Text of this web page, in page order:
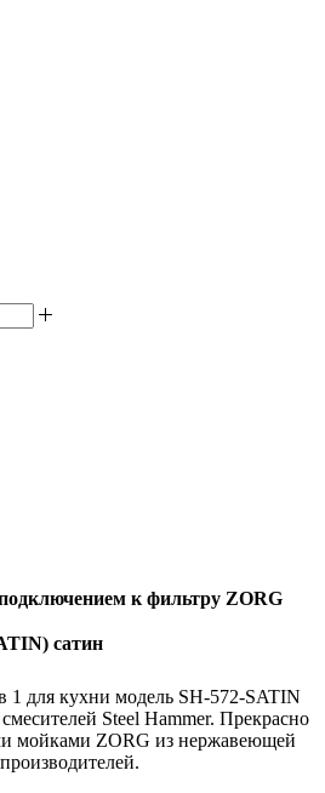
к фильтру ZORG
сатин
1 для кухни модель SH-572-SATIN
Steel Hammer. Прекрасно
мойками ZORG из нержавеющей